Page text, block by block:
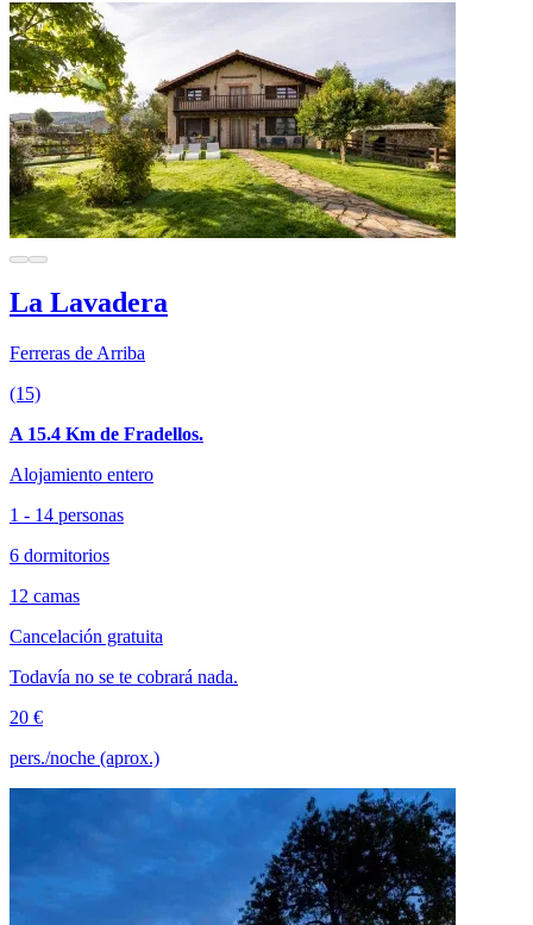
La Lavadera
Ferreras de Arriba
(15)
A 15.4 Km de Fradellos.
Alojamiento entero
1 - 14 personas
6 dormitorios
12 camas
Cancelación gratuita
Todavía no se te cobrará nada.
20 €
pers./noche (aprox.)